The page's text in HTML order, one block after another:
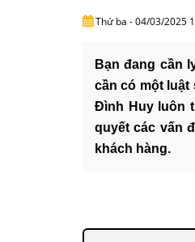
Thứ ba - 04/03/2025
Bạn đang cần
cần có một luật
Đình Huy luôn
quyết các vấn
khách hàng.